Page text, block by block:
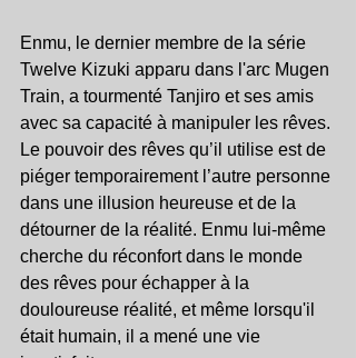
Enmu, le dernier membre de la série
Twelve Kizuki apparu dans l'arc Mugen
Train, a tourmenté Tanjiro et ses amis
avec sa capacité à manipuler les rêves.
Le pouvoir des rêves qu’il utilise est de
piéger temporairement l’autre personne
dans une illusion heureuse et de la
détourner de la réalité. Enmu lui-même
cherche du réconfort dans le monde
des rêves pour échapper à la
douloureuse réalité, et même lorsqu'il
était humain, il a mené une vie